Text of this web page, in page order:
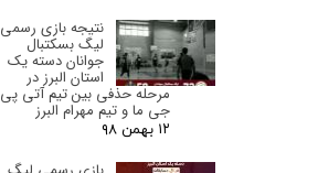
نتیجه بازی رسمی
لیگ بسکتبال
جوانان دسته یک
استان البرز‌ در
مرحله حذفی بین تیم آتی پی
جی ما و تیم مهرام البرز
۱۲ بهمن ۹۸